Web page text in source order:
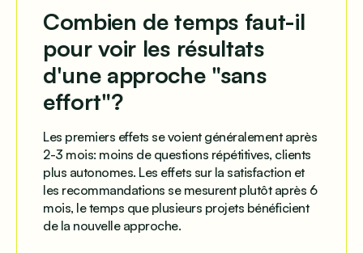
Combien de temps faut-il
pour voir les résultats
d'une approche "sans
effort"?
Les premiers effets se voient généralement après
2-3 mois: moins de questions répétitives, clients
plus autonomes. Les effets sur la satisfaction et
les recommandations se mesurent plutôt après 6
mois, le temps que plusieurs projets bénéficient
de la nouvelle approche.